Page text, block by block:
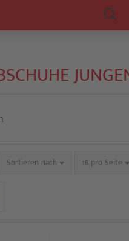
Sortieren nach 16 pro Seite